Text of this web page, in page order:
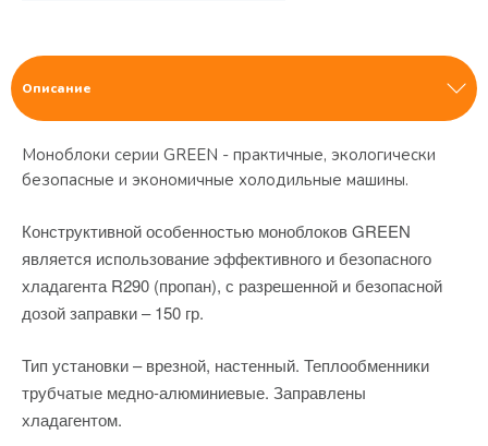
Описание
Моноблоки серии GREEN - практичные, экологически
безопасные и экономичные холодильные машины.
Конструктивной особенностью моноблоков GREEN
является использование эффективного и безопасного
хладагента R290 (пропан), с разрешенной и безопасной
дозой заправки – 150 гр.
Тип установки – врезной, настенный. Теплообменники
трубчатые медно-алюминиевые. Заправлены
хладагентом.